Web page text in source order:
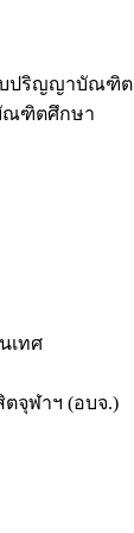
บปริญญาบัณฑิต
ณฑิตศึกษา
เทศ
จุฬาฯ (อบจ.)